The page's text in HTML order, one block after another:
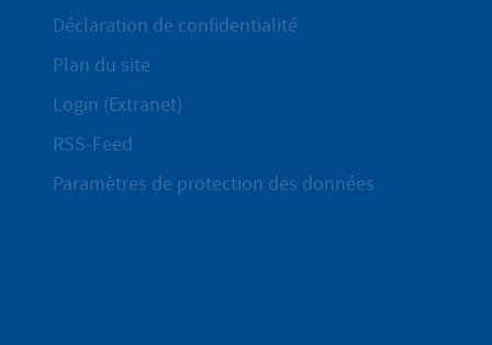
Déclaration de confidentialité
Plan du site
Login (Extranet)
RSS-Feed
Paramètres de protection des données